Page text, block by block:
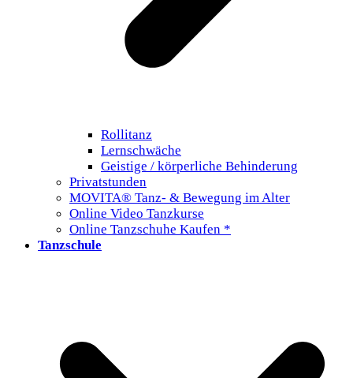
Rollitanz
Lernschwäche
Geistige / körperliche Behinderung
Privatstunden
MOVITA® Tanz- & Bewegung im Alter
Online Video Tanzkurse
Online Tanzschuhe Kaufen *
Tanzschule